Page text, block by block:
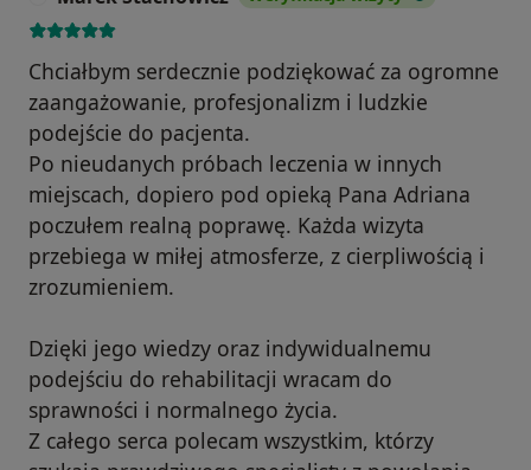
Chciałbym serdecznie podziękować za ogromne
zaangażowanie, profesjonalizm i ludzkie
podejście do pacjenta.
Po nieudanych próbach leczenia w innych
miejscach, dopiero pod opieką Pana Adriana
poczułem realną poprawę. Każda wizyta
przebiega w miłej atmosferze, z cierpliwością i
zrozumieniem.
Dzięki jego wiedzy oraz indywidualnemu
podejściu do rehabilitacji wracam do
sprawności i normalnego życia.
Z całego serca polecam wszystkim, którzy